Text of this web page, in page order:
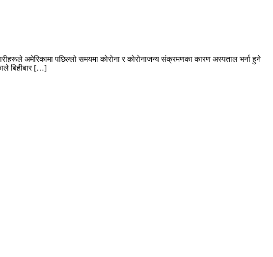
अमेरिकामा पछिल्लो समयमा कोरोना र कोरोनाजन्य संक्रमणका कारण अस्पताल भर्ना हुने
बिहीबार […]